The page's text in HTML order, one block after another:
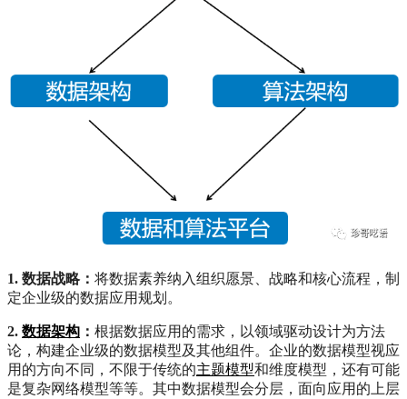
1. 数据战略： 将数据素养纳入组织愿景、战略和核心流程，制
定企业级的数据应用规划。
2. 数据架构 ： 根据数据应用的需求，以领域驱动设计为方法
论，构建企业级的数据模型及其他组件。企业的数据模型视应
用的方向不同，不限于传统的主题模型和维度模型，还有可能
是复杂网络模型等等。其中数据模型会分层，面向应用的上层